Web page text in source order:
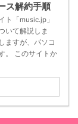
ス解約手順
ト「music.jp」
いて解説しま
ますが、パソコ
。 このサイトか